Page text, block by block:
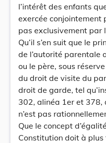
l’intérêt des enfants
exercée conjointement
pas exclusivement par
Qu’il s’en suit que le
de l’autorité parentale
ou le père, sous
du droit de visite du
droit de garde, tel
302, alinéa 1er et 378,
n’est pas
Que le concept
Constitution doit à